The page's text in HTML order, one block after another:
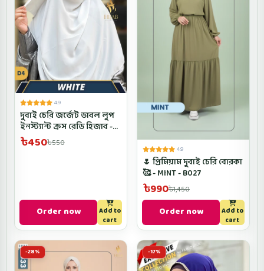
4.9
দুবাই চেরি জর্জেট ডাবল লুপ
ইনস্ট্যান্ট ক্রস রেডি হিজাব -
D4CROSRH- White Color
৳450৳550
Order now
Add to
cart
4.9
🌷 প্রিমিয়াম দুবাই চেরি বোরকা
🥰 - MINT - B027
৳990৳1,450
Order now
Add to
cart
-28% -17%